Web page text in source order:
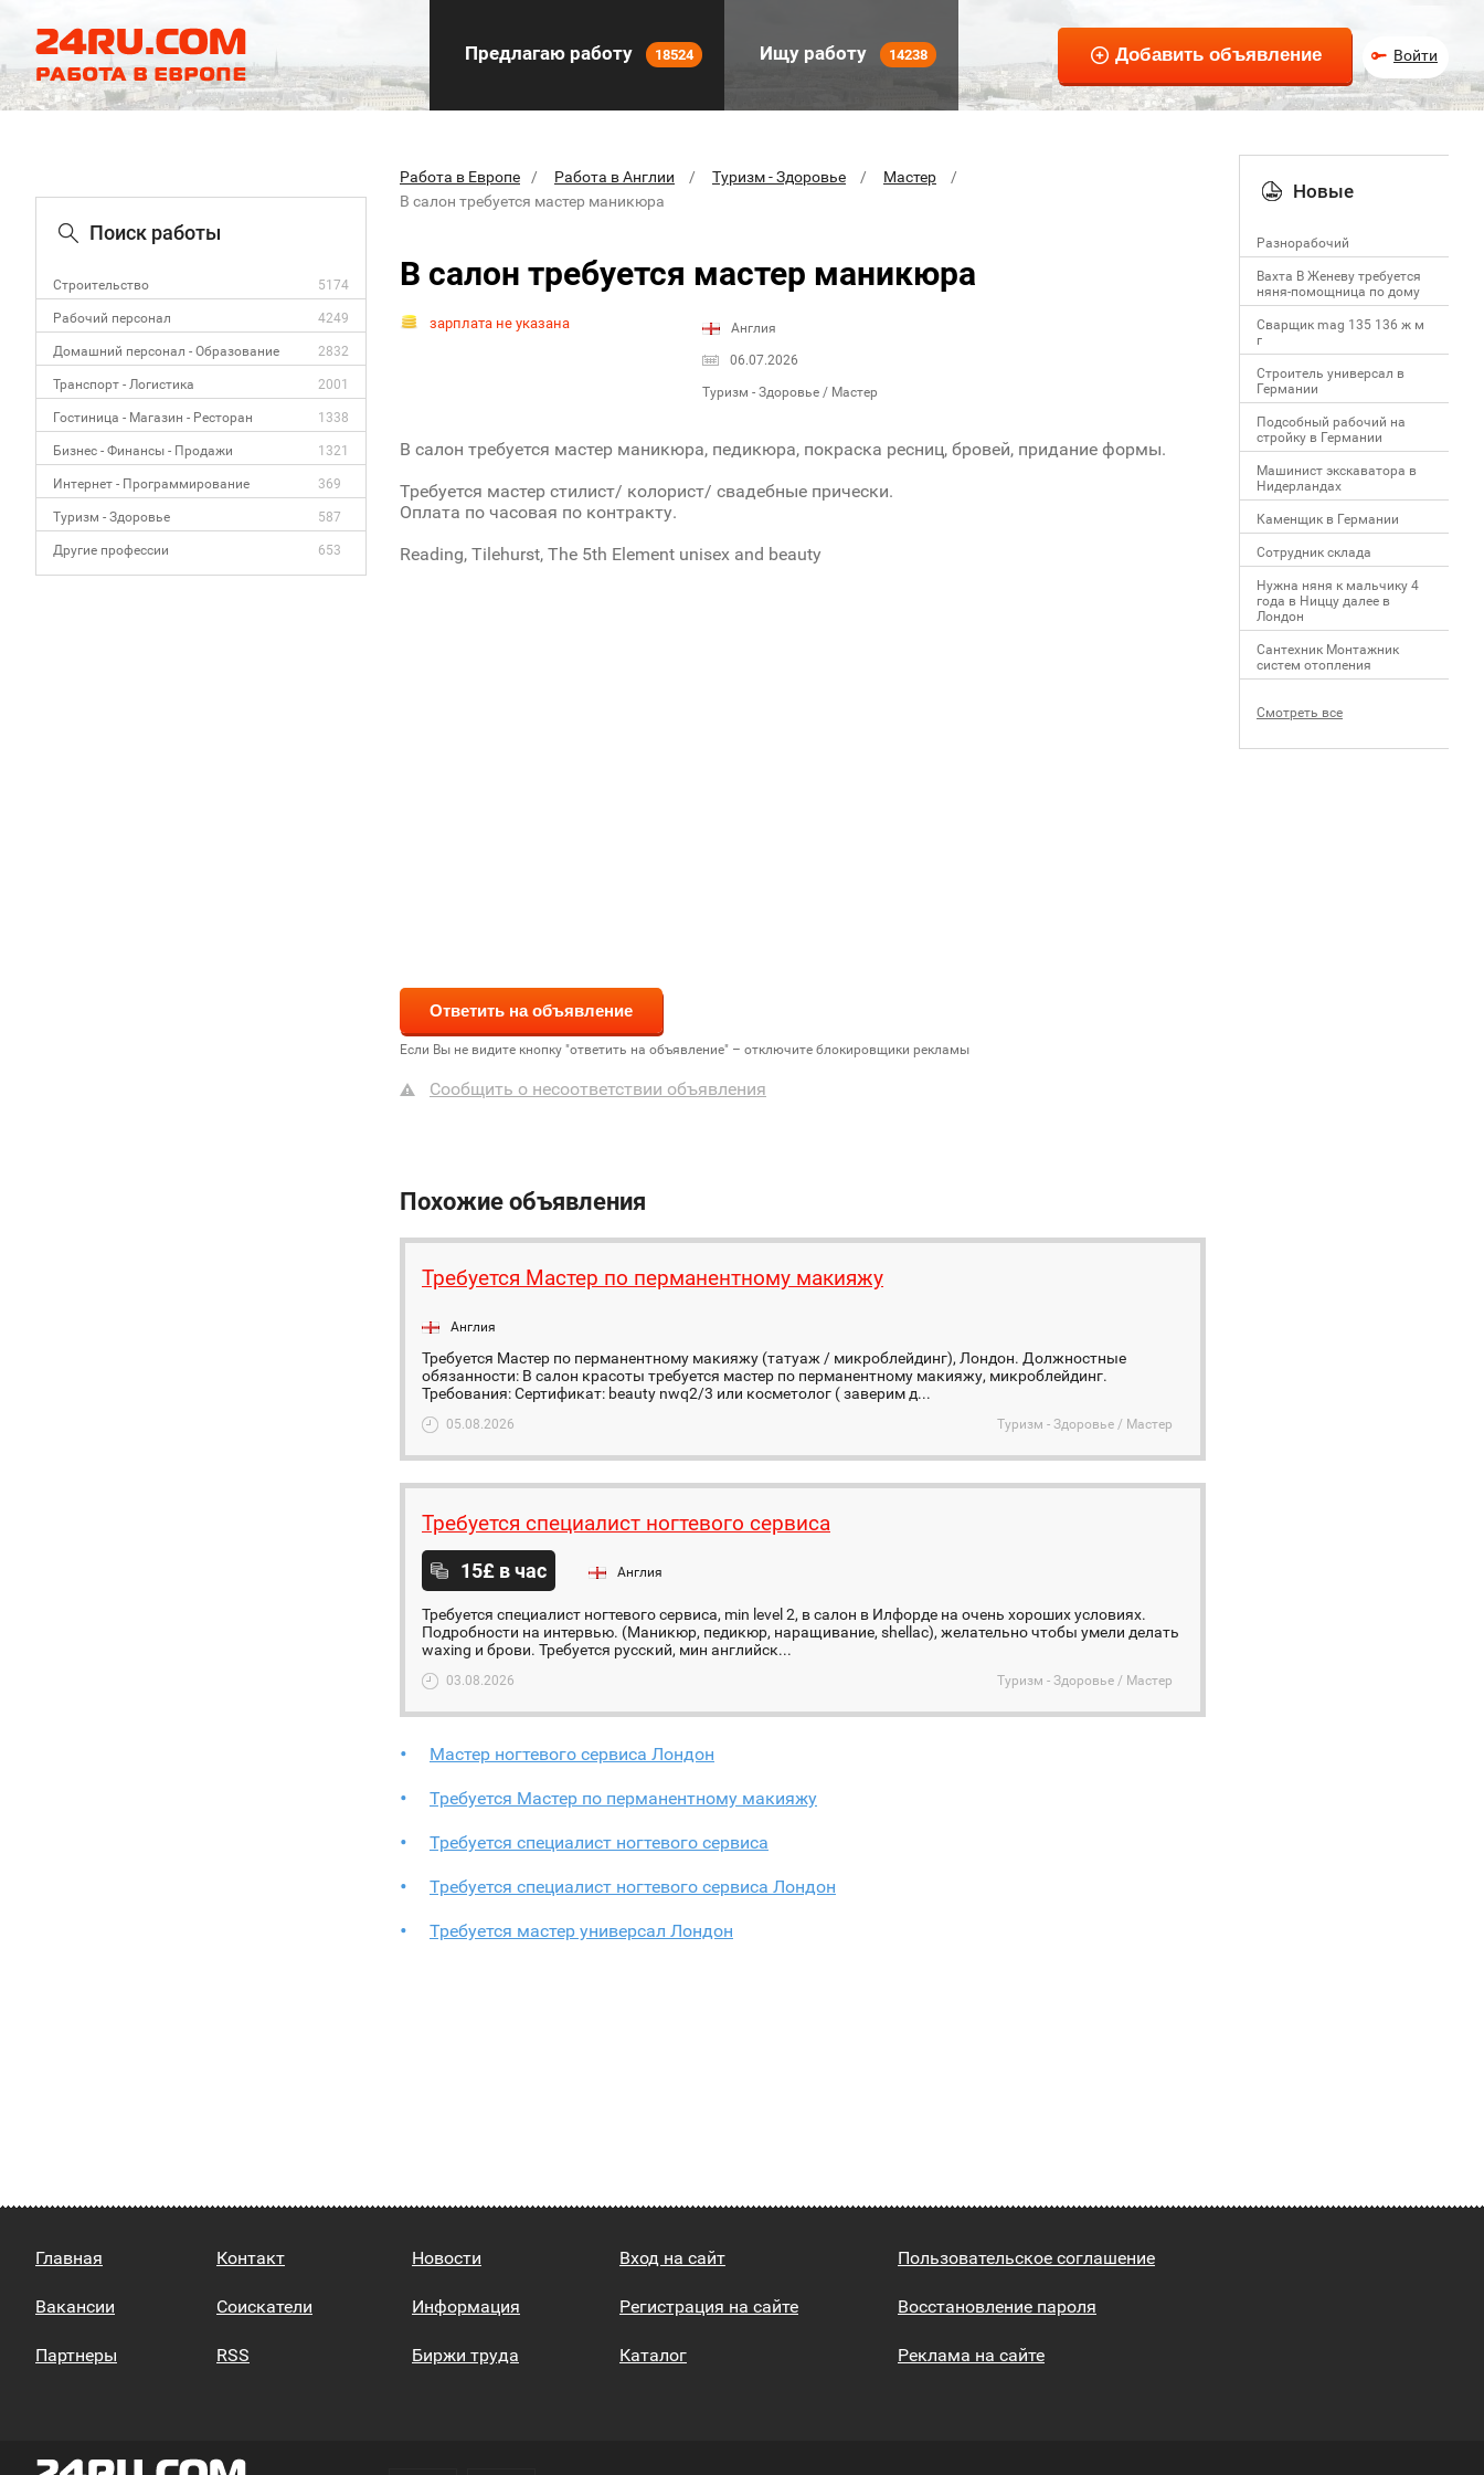
Предлагаю работу 18524 Ищу работу 14238 Войти
Поиск работы
Строительство 5174
Рабочий персонал 4249
Домашний персонал - Образование 2832
Транспорт - Логистика 2001
Гостиница - Магазин - Ресторан 1338
Бизнес - Финансы - Продажи 1321
Интернет - Программирование 369
Туризм - Здоровье 587
Другие профессии 653
Работа в Европе Работа в Англии Туризм - Здоровье
Мастер
В салон требуется мастер маникюра
В салон требуется мастер маникюра
зарплата не указана Англия
06.07.2026
Туризм - Здоровье / Мастер
В салон требуется мастер маникюра, педикюра, покраска ресниц, бровей, придание формы.
Требуется мастер стилист/ колорист/ свадебные прически.
Оплата по часовая по контракту.
Reading, Tilehurst, The 5th Element unisex and beauty
Если Вы не видите кнопку "ответить на объявление" – отключите блокировщики рекламы
Сообщить о несоответствии объявления
Похожие объявления
Требуется Мастер по перманентному макияжу
Англия
Требуется Мастер по перманентному макияжу (татуаж / микроблейдинг), Лондон. Должностные
обязанности: В салон красоты требуется мастер по перманентному макияжу, микроблейдинг.
Требования: Сертификат: beauty nwq2/3 или косметолог ( заверим д...
05.08.2026 Туризм - Здоровье / Мастер
Требуется специалист ногтевого сервиса
15£ в час Англия
Требуется специалист ногтевого сервиса, min level 2, в салон в Илфорде на очень хороших условиях.
Подробности на интервью. (Маникюр, педикюр, наращивание, shellac), желательно чтобы умели делать
waxing и брови. Требуется русский, мин английск...
03.08.2026 Туризм - Здоровье / Мастер
Мастер ногтевого сервиса Лондон
Требуется Мастер по перманентному макияжу
Требуется специалист ногтевого сервиса
Требуется специалист ногтевого сервиса Лондон
Требуется мастер универсал Лондон
Новые
Разнорабочий
Вахта В Женеву требуется
няня-помощница по дому
Сварщик mag 135 136 ж м
г
Строитель универсал в
Германии
Подсобный рабочий на
стройку в Германии
Машинист экскаватора в
Нидерландах
Каменщик в Германии
Сотрудник склада
Нужна няня к мальчику 4
года в Ниццу далее в
Лондон
Сантехник Монтажник
систем отопления
Смотреть все
Главная
Вакансии
Партнеры
Контакт
Соискатели
RSS
Новости
Информация
Биржи труда
Вход на сайт
Регистрация на сайте
Каталог
Пользовательское соглашение
Восстановление пароля
Реклама на сайте